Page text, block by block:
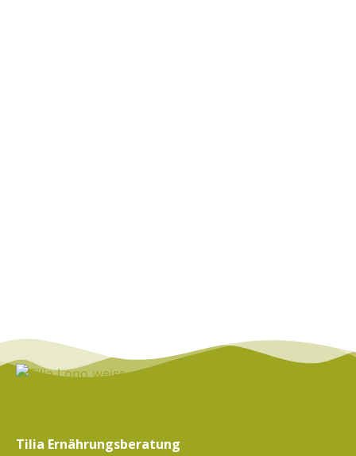
Tilia Ernährungsberatung